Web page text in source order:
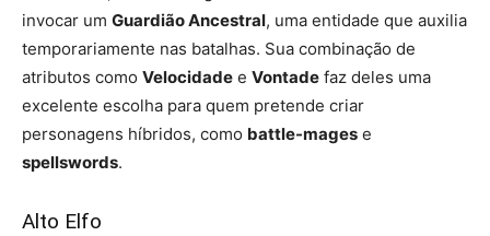
invocar um Guardião Ancestral, uma entidade que auxilia
temporariamente nas batalhas. Sua combinação de
atributos como Velocidade e Vontade faz deles uma
excelente escolha para quem pretende criar
personagens híbridos, como battle-mages e
spellswords.
Alto Elfo